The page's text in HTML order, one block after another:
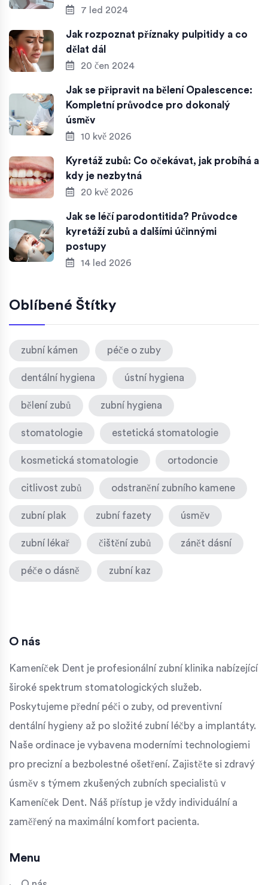
7 led 2024
Jak rozpoznat příznaky pulpitidy a co
dělat dál
20 čen 2024
Jak se připravit na bělení Opalescence:
Kompletní průvodce pro dokonalý
úsměv
10 kvě 2026
Kyretáž zubů: Co očekávat, jak probíhá a
kdy je nezbytná
20 kvě 2026
Jak se léčí parodontitida? Průvodce
kyretáží zubů a dalšími účinnými
postupy
14 led 2026
Oblíbené Štítky
zubní kámen péče o zuby
dentální hygiena ústní hygiena
bělení zubů zubní hygiena
stomatologie estetická stomatologie
kosmetická stomatologie ortodoncie
citlivost zubů odstranění zubního kamene
zubní plak zubní fazety úsměv
zubní lékař čištění zubů zánět dásní
péče o dásně zubní kaz
O nás
Kameníček Dent je profesionální zubní klinika nabízející
široké spektrum stomatologických služeb.
Poskytujeme přední péči o zuby, od preventivní
dentální hygieny až po složité zubní léčby a implantáty.
Naše ordinace je vybavena moderními technologiemi
pro precizní a bezbolestné ošetření. Zajistěte si zdravý
úsměv s týmem zkušených zubních specialistů v
Kameníček Dent. Náš přístup je vždy individuální a
zaměřený na maximální komfort pacienta.
Menu